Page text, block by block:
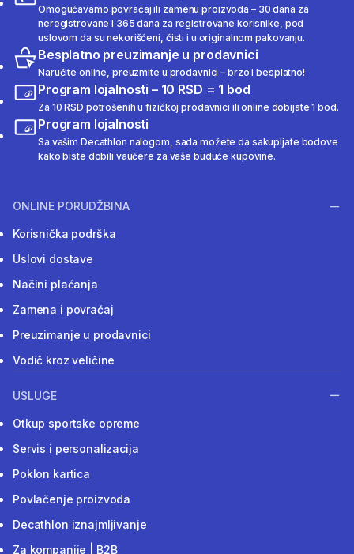
Omogućavamo povraćaj ili zamenu proizvoda – 30 dana za
neregistrovane i 365 dana za registrovane korisnike, pod
uslovom da su nekorišćeni, čisti i u originalnom pakovanju.
Besplatno preuzimanje u prodavnici
Naručite online, preuzmite u prodavnici – brzo i besplatno!
Program lojalnosti – 10 RSD = 1 bod
Za 10 RSD potrošenih u fizičkoj prodavnici ili online dobijate 1 bod.
Program lojalnosti
Sa vašim Decathlon nalogom, sada možete da sakupljate bodove
kako biste dobili vaučere za vaše buduće kupovine.
ONLINE PORUDŽBINA
Korisnička podrška
Uslovi dostave
Načini plaćanja
Zamena i povraćaj
Preuzimanje u prodavnici
Vodič kroz veličine
USLUGE
Otkup sportske opreme
Servis i personalizacija
Poklon kartica
Povlačenje proizvoda
Decathlon iznajmljivanje
Za kompanije | B2B